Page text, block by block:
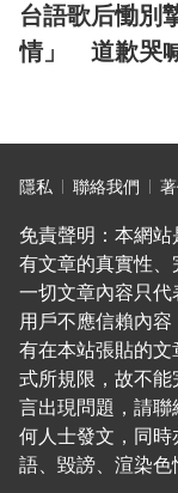
台語歌后慟別
情」 道歉哭
隱私 聯絡我們
免責聲明：本網
有文章的真實性
一切文章內容只代
用戶不應信賴內
有在本站張貼的
式所規限，故不能
言出現問題，請
何人士發文，同
語、毀謗、渲染色